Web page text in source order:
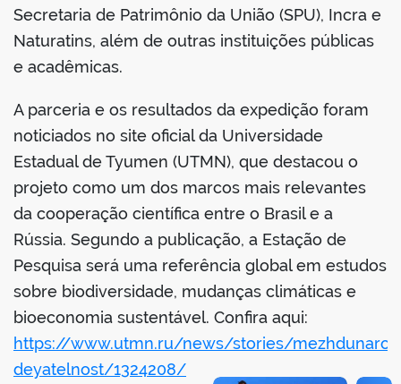
Secretaria de Patrimônio da União (SPU), Incra e
Naturatins, além de outras instituições públicas
e acadêmicas.
A parceria e os resultados da expedição foram
noticiados no site oficial da Universidade
Estadual de Tyumen (UTMN), que destacou o
projeto como um dos marcos mais relevantes
da cooperação científica entre o Brasil e a
Rússia. Segundo a publicação, a Estação de
Pesquisa será uma referência global em estudos
sobre biodiversidade, mudanças climáticas e
bioeconomia sustentável. Confira aqui:
https://www.utmn.ru/news/stories/
deyatelnost/1324208/